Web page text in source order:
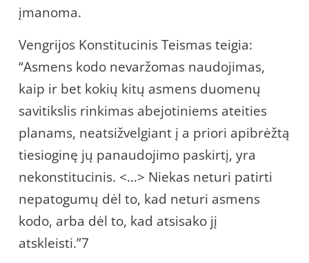
įmanoma.
Vengrijos Konstitucinis Teismas teigia:
“Asmens kodo nevaržomas naudojimas,
kaip ir bet kokių kitų asmens duomenų
savitikslis rinkimas abejotiniems ateities
planams, neatsižvelgiant į a priori apibrėžtą
tiesioginę jų panaudojimo paskirtį, yra
nekonstitucinis. <…> Niekas neturi patirti
nepatogumų dėl to, kad neturi asmens
kodo, arba dėl to, kad atsisako jį
atskleisti.”7